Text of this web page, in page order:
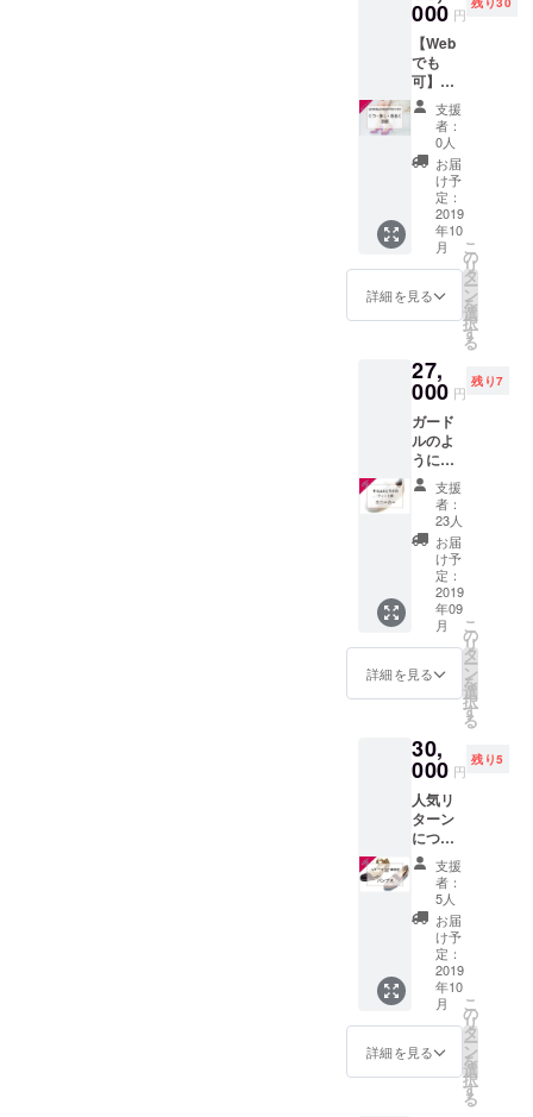
体の執筆も
意欲的に行
い、&Steady
の情報サイ
ト「くつ・
あし・ある
く研究所」
100,000PV
のアクセス
ちくだ
さい。
■ 商品
サイズ
靴べ
ら
幅
約40ミ
リ＊長
さ約150
ミリ 靴
べら
ケー
リ＊長
さ約170
ダー。
お気に
入りな
ら、マ
イボト
ルのよ
うな感
覚で使
えま
す。 レ
ギュ
ラーサ
イズも
ラージ
も、
ぴった
です♪
全4カ
ラーを
ご用意
してい
ます。
■ 商品
サイズ
幅 上：
約120ミ
リ 下：
約90ミ
リ ＊ 縦
約60ミ
こんな
わりま
す！ ・
合わな
い靴を
買わな
くなり
ます。
・合う
靴を選
べるよ
うにな
りま
す。 ・
体によ
とがで
きま
足トラ
ブル改
善の基
礎・土
台がで
きま
す。 ・
アン
ド・ス
テディ
の靴も
ネット
オー
ダーい
足に合
う靴の
体感
は、一
生の宝
になる
こと間
違いあ
りませ
ん。 試
着会で
はま
ず、あ
なたの
底的に
収集。
にもご
利用で
きま
す。 よ
ちよち
歩きを
はじめ
る頃に
履く
ファー
スト
シュー
ビー
ちゃん
がはじ
て、多
くご相
だいた
中で出
来上
がった
商品で
す。 発
達途中
の足の
邪魔を
しない
ため
に、靴
の条件
はいろ
の
ファー
シュー
ズは、
そこま
でしっ
かり歩
くため
の靴で
はあり
ませ
ん。 で
もやっ
ぱり強
こそこ
必要で
000 円
【Web
でも
可】マ
ンツー
マン！
くつ・
あし・
あるく
診断で
あなた
のお悩
みを解
決しま
す。
※初めて
供でき
ます。
※ギフ
トにも
ご利用
できま
す。 自
分のく
つ・あ
し・あ
るく問
題を知
ること
からす
べてが
始まり
ます。
し・あ
るく診
お受け
くださ
い。 足
の現状
と、目
指して
いく理
想の状
態、靴
選びの
ポイン
トをわ
かりや
すくご
支援
者：
0人
お届
け予
定：
2019
年10
月
詳細を見る
こ
の
リ
タ
ー
ン
を
選
択
す
る
27,
000 円
残り7
ガード
ルのよ
うに体
を整え
るス
ニー
カー
(21.5～
25.5) で
す。
※ご来店
の必要
はござ
いませ
ん。
※初めて
もご提
供でき
ます。
本革を
靴職人
が手づ
くりで
仕立て
るか
ら、抜
群の履
き心地
をお約
束しま
す。3色
のカ
ラーか
支援
者：
23人
お届
け予
定：
2019
年09
月
詳細を見る
こ
の
リ
タ
ー
ン
を
選
択
す
る
30,
000 円
残り5
人気リ
ターン
につ
き、10
足追加
しま
す！
3,000円
相当の
靴を、
3,000円
引きで
お届け
いたし
ます。
※ご注
支援
者：
5人
お届
け予
定：
2019
年10
月
詳細を見る
こ
の
リ
タ
ー
ン
を
選
択
す
る